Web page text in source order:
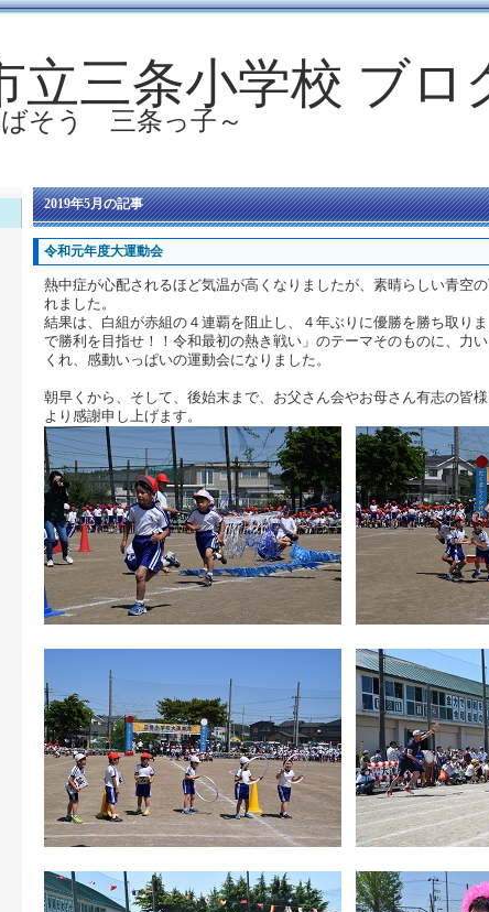
立三条小学校 ブロ
ばそう 三条っ子～
2019年5月の記事
令和元年度大運動会
熱中症が心配されるほど気温が高くなりましたが、素晴らしい青空
れました。
結果は、白組が赤組の４連覇を阻止し、４年ぶりに優勝を勝ち取り
で勝利を目指せ！！令和最初の熱き戦い」のテーマそのものに、力
くれ、感動いっぱいの運動会になりました。
朝早くから、そして、後始末まで、お父さん会やお母さん有志の皆
より感謝申し上げます。